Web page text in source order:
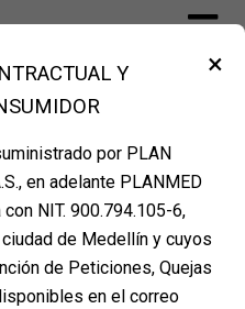
Medellín –
CITA DE
×
Y
por PLAN
en adelante PLANMED
NIT. 900.794.105-6,
de Medellín y cuyos
de Peticiones, Quejas
en el correo